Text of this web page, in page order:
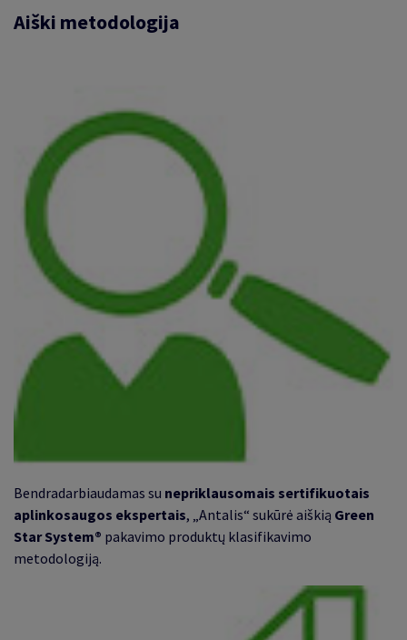
Aiški metodologija
Bendradarbiaudamas su nepriklausomais sertifikuotais
aplinkosaugos ekspertais, „Antalis“ sukūrė aiškią Green
Star System® pakavimo produktų klasifikavimo
metodologiją.